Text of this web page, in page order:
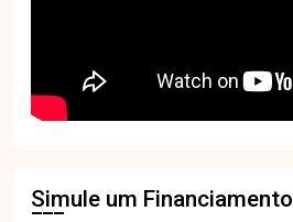
Simule um Financiamento